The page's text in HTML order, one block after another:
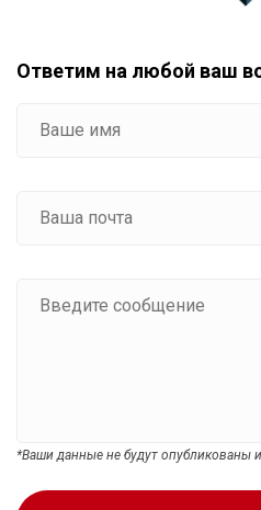
Ответим на любой ваш
*Ваши данные не будут опубликованы